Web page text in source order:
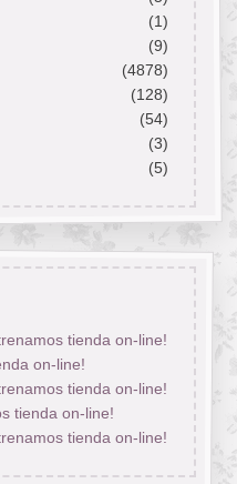
(1)
(9)
(4878)
(128)
(54)
(3)
(5)
tienda on-line!
on-line!
tienda on-line!
tienda on-line!
tienda on-line!